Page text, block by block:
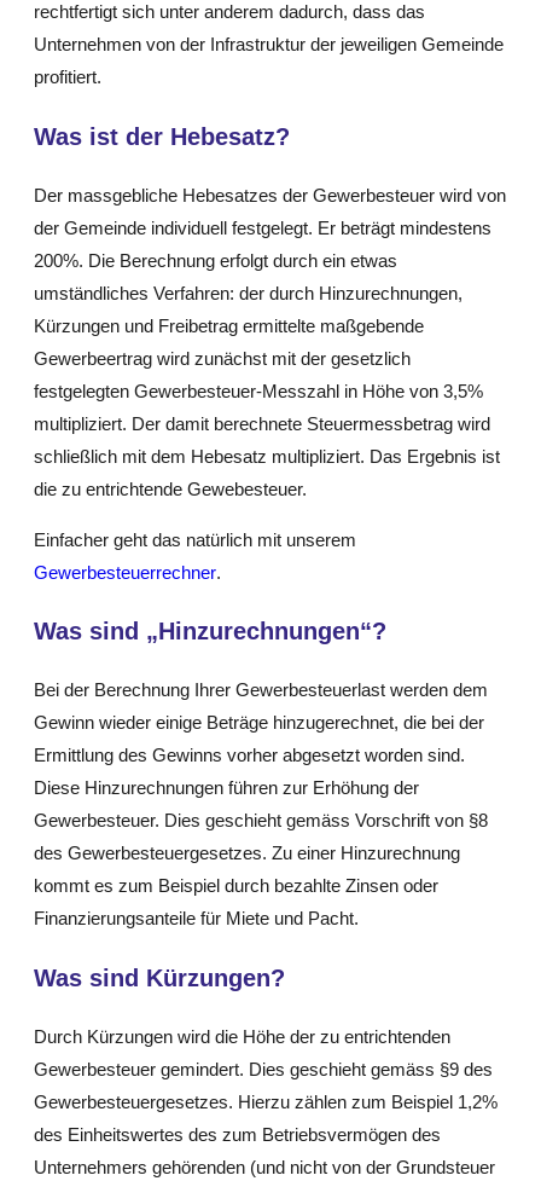
rechtfertigt sich unter anderem dadurch, dass das
Unternehmen von der Infrastruktur der jeweiligen Gemeinde
profitiert.
Was ist der Hebesatz?
Der massgebliche Hebesatzes der Gewerbesteuer wird von
der Gemeinde individuell festgelegt. Er beträgt mindestens
200%. Die Berechnung erfolgt durch ein etwas
umständliches Verfahren: der durch Hinzurechnungen,
Kürzungen und Freibetrag ermittelte maßgebende
Gewerbeertrag wird zunächst mit der gesetzlich
festgelegten Gewerbesteuer-Messzahl in Höhe von 3,5%
multipliziert. Der damit berechnete Steuermessbetrag wird
schließlich mit dem Hebesatz multipliziert. Das Ergebnis ist
die zu entrichtende Gewebesteuer.
Einfacher geht das natürlich mit unserem
Gewerbesteuerrechner.
Was sind „Hinzurechnungen“?
Bei der Berechnung Ihrer Gewerbesteuerlast werden dem
Gewinn wieder einige Beträge hinzugerechnet, die bei der
Ermittlung des Gewinns vorher abgesetzt worden sind.
Diese Hinzurechnungen führen zur Erhöhung der
Gewerbesteuer. Dies geschieht gemäss Vorschrift von §8
des Gewerbesteuergesetzes. Zu einer Hinzurechnung
kommt es zum Beispiel durch bezahlte Zinsen oder
Finanzierungsanteile für Miete und Pacht.
Was sind Kürzungen?
Durch Kürzungen wird die Höhe der zu entrichtenden
Gewerbesteuer gemindert. Dies geschieht gemäss §9 des
Gewerbesteuergesetzes. Hierzu zählen zum Beispiel 1,2%
des Einheitswertes des zum Betriebsvermögen des
Unternehmers gehörenden (und nicht von der Grundsteuer